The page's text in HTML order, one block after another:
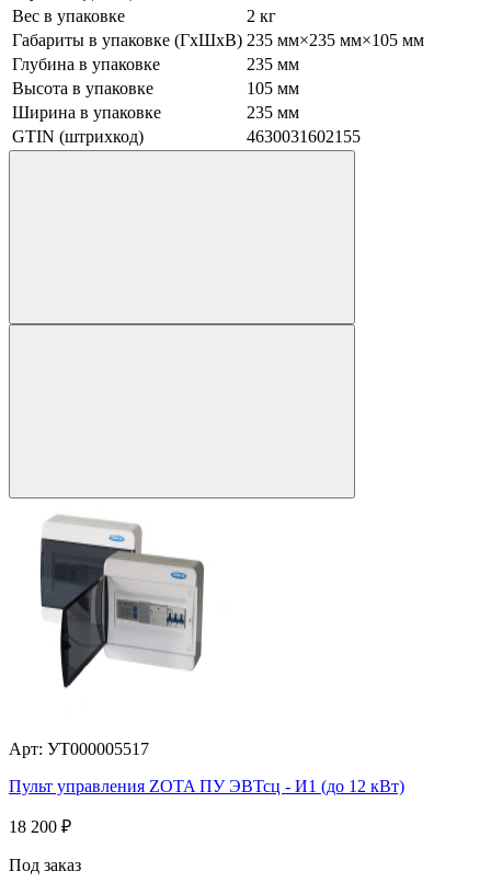
Вес в упаковке
2 кг
Габариты в упаковке (ГхШхВ) 235 мм×235 мм×105 мм
Глубина в упаковке
235 мм
Высота в упаковке
105 мм
Ширина в упаковке
235 мм
GTIN (штрихкод)
4630031602155
Арт: УТ000005517
Пульт управления ZOTA ПУ ЭВТсц - И1 (до 12 кВт)
18 200 ₽
Под заказ